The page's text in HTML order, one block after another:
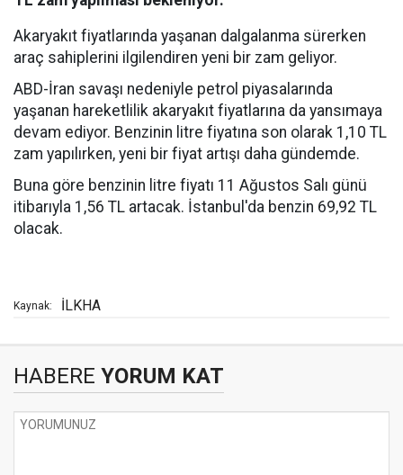
Akaryakıt fiyatlarında yaşanan dalgalanma sürerken
araç sahiplerini ilgilendiren yeni bir zam geliyor.
ABD-İran savaşı nedeniyle petrol piyasalarında
yaşanan hareketlilik akaryakıt fiyatlarına da yansımaya
devam ediyor. Benzinin litre fiyatına son olarak 1,10 TL
zam yapılırken, yeni bir fiyat artışı daha gündemde.
Buna göre benzinin litre fiyatı 11 Ağustos Salı günü
itibarıyla 1,56 TL artacak. İstanbul'da benzin 69,92 TL
olacak.
Kaynak: İLKHA
HABERE YORUM KAT